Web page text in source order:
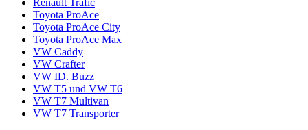
Renault Trafic
Toyota ProAce
Toyota ProAce City
Toyota ProAce Max
VW Caddy
VW Crafter
VW ID. Buzz
VW T5 und VW T6
VW T7 Multivan
VW T7 Transporter